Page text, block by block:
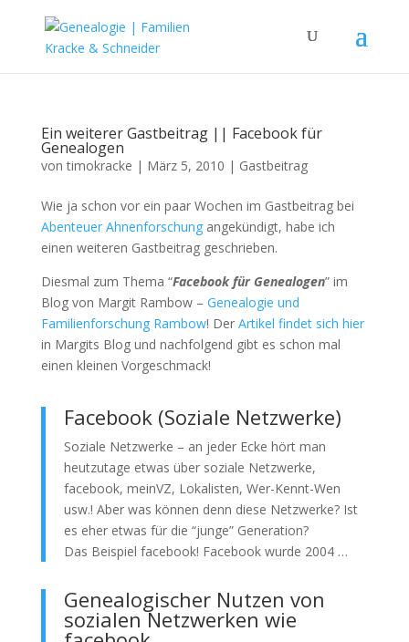
Ein weiterer Gastbeitrag || Facebook für
Genealogen
vontimokracke | März 5, 2010 | Gastbeitrag
Wie ja schon vor ein paar Wochen im Gastbeitrag bei
Abenteuer Ahnenforschungangekündigt, habe ich
einen weiteren Gastbeitrag geschrieben.
Diesmal zum Thema “Facebook für Genealogen” im
Blog von Margit Rambow – Genealogie und
Familienforschung Rambow! Der Artikel findet sich hier
in Margits Blog und nachfolgend gibt es schon mal
einen kleinen Vorgeschmack!
Facebook (Soziale Netzwerke)
Soziale Netzwerke – an jeder Ecke hört man
heutzutage etwas über soziale Netzwerke,
facebook, meinVZ, Lokalisten, Wer-Kennt-Wen
usw.! Aber was können denn diese Netzwerke? Ist
es eher etwas für die “junge” Generation?
Das Beispiel facebook! Facebook wurde 2004 …
Genealogischer Nutzen von
sozialen Netzwerken wie